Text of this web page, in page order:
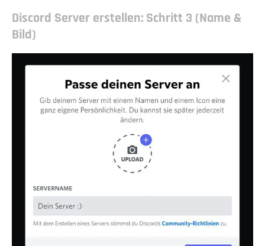
Discord Server erstellen: Schritt 3 (Name &
Bild)